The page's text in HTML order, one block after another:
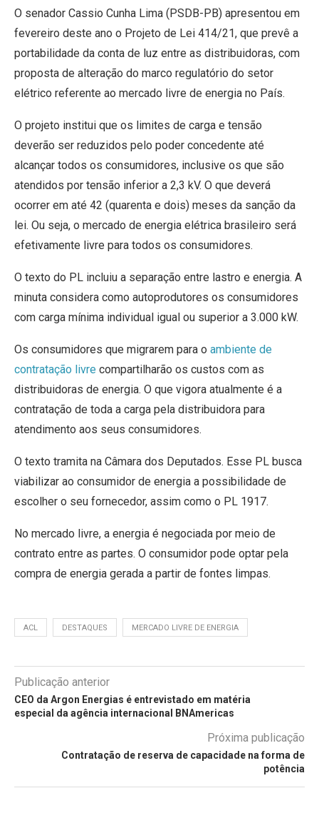
O senador Cassio Cunha Lima (PSDB-PB) apresentou em
fevereiro deste ano o Projeto de Lei 414/21, que prevê a
portabilidade da conta de luz entre as distribuidoras, com
proposta de alteração do marco regulatório do setor
elétrico referente ao mercado livre de energia no País.
O projeto institui que os limites de carga e tensão
deverão ser reduzidos pelo poder concedente até
alcançar todos os consumidores, inclusive os que são
atendidos por tensão inferior a 2,3 kV. O que deverá
ocorrer em até 42 (quarenta e dois) meses da sanção da
lei. Ou seja, o mercado de energia elétrica brasileiro será
efetivamente livre para todos os consumidores.
O texto do PL incluiu a separação entre lastro e energia. A
minuta considera como autoprodutores os consumidores
com carga mínima individual igual ou superior a 3.000 kW.
Os consumidores que migrarem para o ambiente de
contratação livre compartilharão os custos com as
distribuidoras de energia. O que vigora atualmente é a
contratação de toda a carga pela distribuidora para
atendimento aos seus consumidores.
O texto tramita na Câmara dos Deputados. Esse PL busca
viabilizar ao consumidor de energia a possibilidade de
escolher o seu fornecedor, assim como o PL 1917.
No mercado livre, a energia é negociada por meio de
contrato entre as partes. O consumidor pode optar pela
compra de energia gerada a partir de fontes limpas.
ACL DESTAQUES MERCADO LIVRE DE ENERGIA
Publicação anterior
CEO da Argon Energias é entrevistado em matéria
especial da agência internacional BNAmericas
Próxima publicação
Contratação de reserva de capacidade na forma de
potência